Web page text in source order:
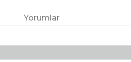
Yorumlar